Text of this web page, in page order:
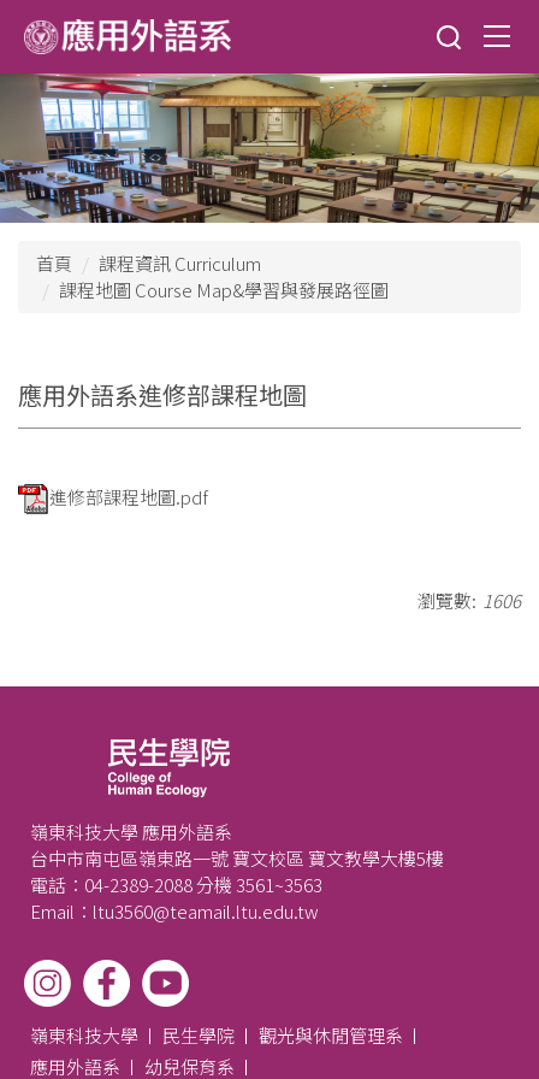
到
主
區
首頁
課程資訊 Curriculum
課程地圖 Course Map&學習與發展路徑圖
應用外語系進修部課程地圖
進修部課程地圖.pdf
瀏覽數: 1606
嶺東科技大學 應用外語系
台中市南屯區嶺東路一號 寶文校區 寶文教學大樓5樓
電話：04-2389-2088 分機 3561~3563
Email：ltu3560@teamail.ltu.edu.tw
嶺東科技大學 民生學院
觀光與休閒管理系
應用外語系
幼兒保育系